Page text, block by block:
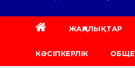
ЖАҢАЛЫҚТАР
КӘСІПКЕРЛІК